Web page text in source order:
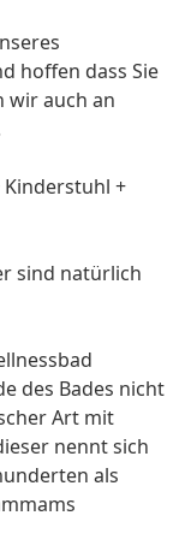
hoffen dass Sie
wir auch an
+
sind natürlich
des Bades nicht
Art mit
nennt sich
als